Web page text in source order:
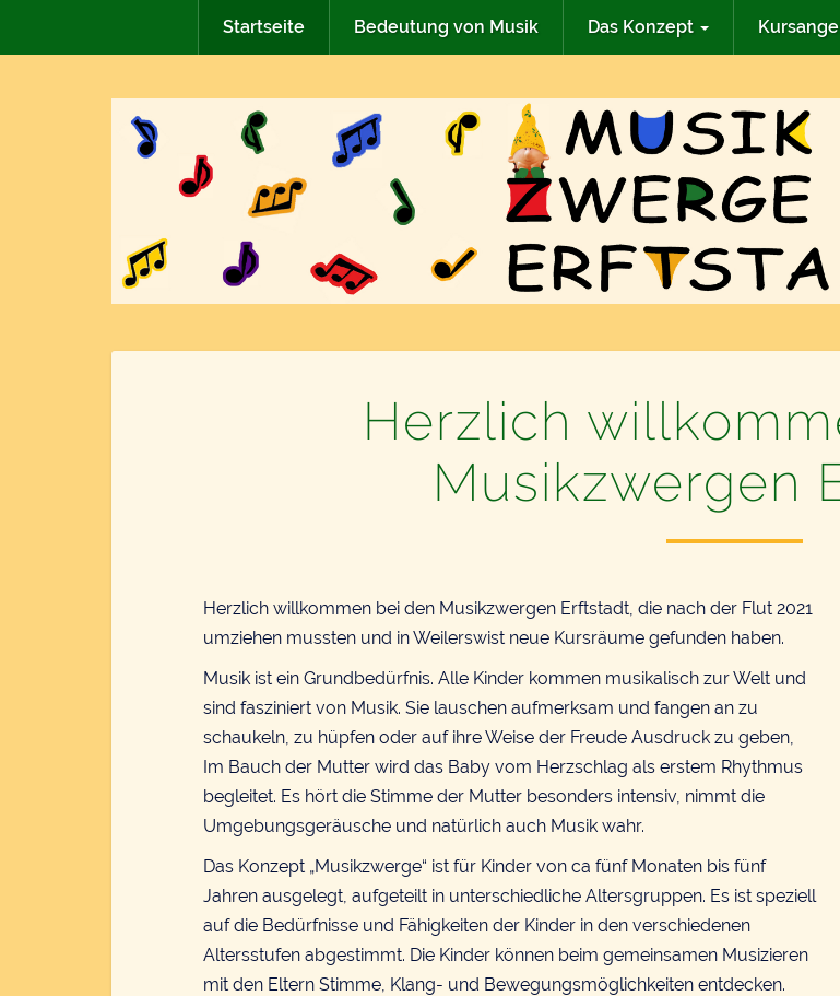
Startseite Bedeutung von Musik Das Konzept
Herzlich
Musikzwergen
Herzlich willkommen bei den Musikzwergen Erftstadt, die nach der Flut 2021
umziehen mussten und in Weilerswist neue Kursräume gefunden haben.
Musik ist ein Grundbedürfnis. Alle Kinder kommen musikalisch zur Welt und
sind fasziniert von Musik. Sie lauschen aufmerksam und fangen an zu
schaukeln, zu hüpfen oder auf ihre Weise der Freude Ausdruck zu geben,
Im Bauch der Mutter wird das Baby vom Herzschlag als erstem Rhythmus
begleitet. Es hört die Stimme der Mutter besonders intensiv, nimmt die
Umgebungsgeräusche und natürlich auch Musik wahr.
Das Konzept „Musikzwerge“ ist für Kinder von ca fünf Monaten bis fünf
Jahren ausgelegt, aufgeteilt in unterschiedliche Altersgruppen. Es ist speziell
auf die Bedürfnisse und Fähigkeiten der Kinder in den verschiedenen
Altersstufen abgestimmt. Die Kinder können beim gemeinsamen Musizieren
mit den Eltern Stimme, Klang- und Bewegungsmöglichkeiten entdecken.